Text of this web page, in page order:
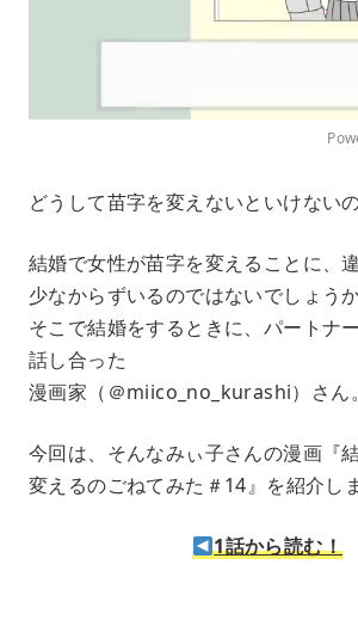
どうして苗字を変えないといけない
結婚で女性が苗字を変えることに、
少なからずいるのではないでしょうか
そこで結婚をするときに、パートナ
話し合った
漫画家（＠miico_no_kurashi）さん。
今回は、そんなみぃ子さんの漫画『
変えるのごねてみた＃14』を紹介し
1話から読む！